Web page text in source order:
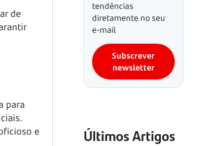
de
para
e
tendências
diretamente no seu
e-mail
Subscrever
newsletter
Últimos Artigos